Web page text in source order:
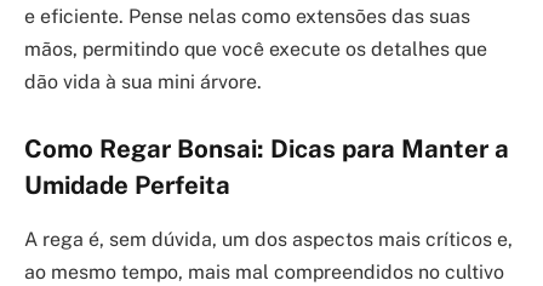
e eficiente. Pense nelas como extensões das suas
mãos, permitindo que você execute os detalhes que
dão vida à sua mini árvore.
Como Regar Bonsai: Dicas para Manter a
Umidade Perfeita
A rega é, sem dúvida, um dos aspectos mais críticos e,
ao mesmo tempo, mais mal compreendidos no cultivo